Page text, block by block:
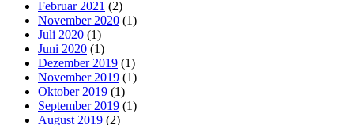
Februar 2021 (2)
November 2020 (1)
Juli 2020 (1)
Juni 2020 (1)
Dezember 2019 (1)
November 2019 (1)
Oktober 2019 (1)
September 2019 (1)
August 2019 (2)